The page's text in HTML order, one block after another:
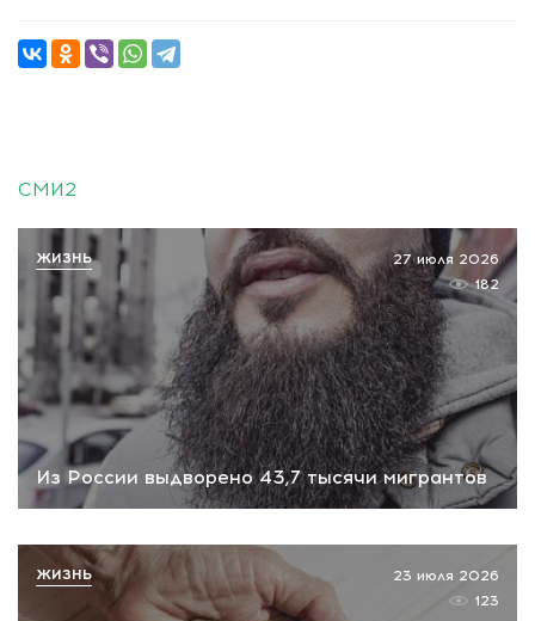
СМИ2
Из России выдворено 43,7 тысячи мигрантов
27 июля 2026
182
ЖИЗНЬ
23 июля 2026
123
ЖИЗНЬ